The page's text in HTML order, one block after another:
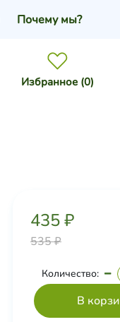
Избранное (0)
Почему мы?
435 ₽
535 ₽
Количество: